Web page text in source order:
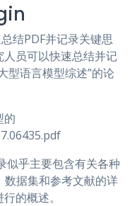
结PDF并记录关键思
员可以快速总结并记
型语言模型综述”的论
的
似乎主要包含有关各种
据集和参考文献的详
的概述。